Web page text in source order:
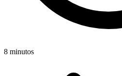
8 minutos